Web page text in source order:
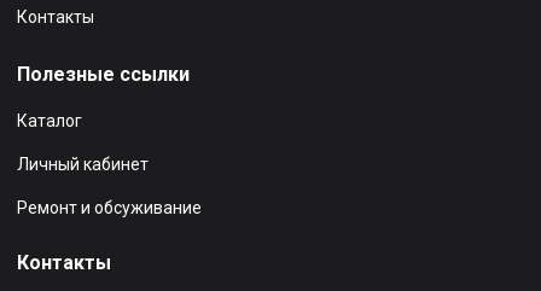
Контакты
Полезные ссылки
Каталог
Личный кабинет
Ремонт и обсуживание
Контакты